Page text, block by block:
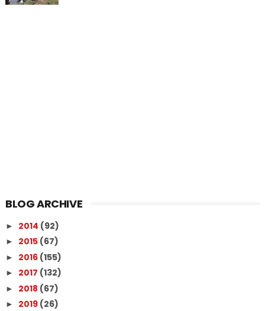
BLOG ARCHIVE
► 2014 (92)
► 2015 (67)
► 2016 (155)
► 2017 (132)
► 2018 (67)
► 2019 (26)